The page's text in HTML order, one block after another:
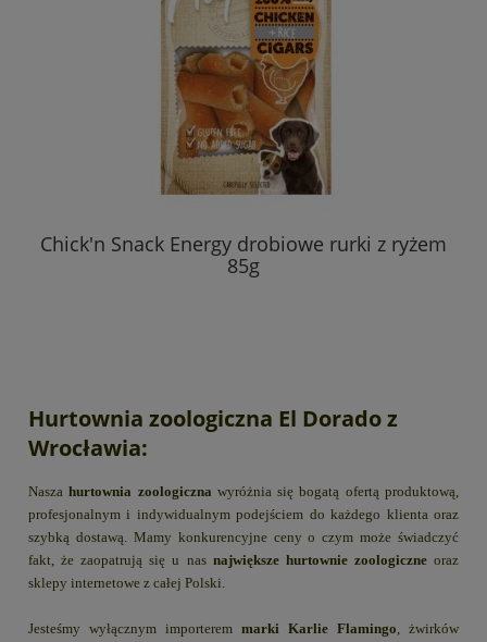
Chick'n Snack Energy drobiowe rurki z ryżem
85g
Hurtownia zoologiczna El Dorado z
Wrocławia:
Naszahurtownia zoologiczna wyróżnia się bogatą ofertą produktową,
profesjonalnym i indywidualnym podejściem do każdego klienta oraz
szybką dostawą. Mamy konkurencyjne ceny o czym może świadczyć
fakt, że zaopatrują się u nas największe hurtownie zoologiczneoraz
sklepy internetowe z całej Polski.
Jesteśmy wyłącznym importerem marki Karlie Flamingo, żwirków